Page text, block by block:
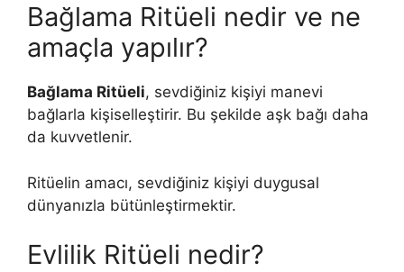
Bağlama Ritüeli nedir ve ne
amaçla yapılır?
Bağlama Ritüeli, sevdiğiniz kişiyi manevi
bağlarla kişiselleştirir. Bu şekilde aşk bağı daha
da kuvvetlenir.
Ritüelin amacı, sevdiğiniz kişiyi duygusal
dünyanızla bütünleştirmektir.
Evlilik Ritüeli nedir?